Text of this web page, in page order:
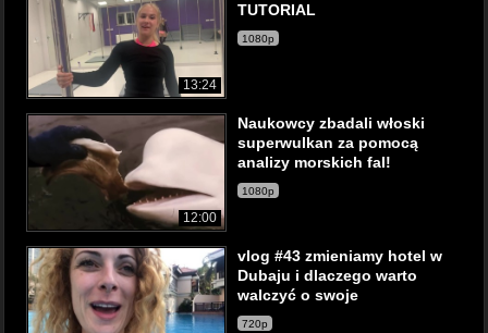
13:24
TUTORIAL
1080p
12:00
Naukowcy zbadali włoski
superwulkan za pomocą
analizy morskich fal!
1080p
vlog #43 zmieniamy hotel w
Dubaju i dlaczego warto
walczyć o swoje
720p